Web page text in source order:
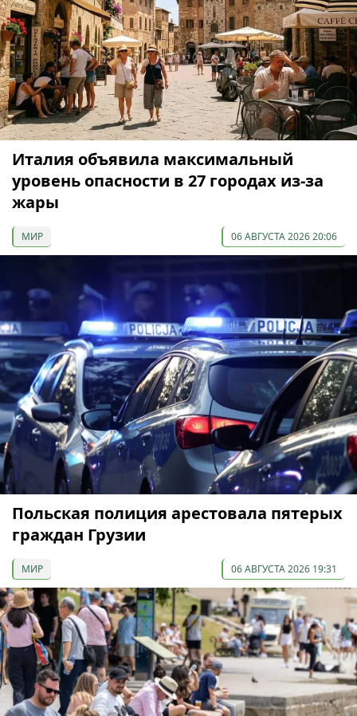
Италия объявила максимальный
уровень опасности в 27 городах из-за
жары
МИР 06 АВГУСТА 2026 20:06
Польская полиция арестовала пятерых
граждан Грузии
МИР 06 АВГУСТА 2026 19:31